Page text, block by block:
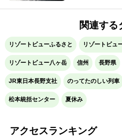
関連する
リゾートビューふるさと リゾートビュ
リゾートビュー八ヶ岳 信州 長野県
JR東日本長野支社 のってたのしい列車
松本統括センター 夏休み
アクセスランキング